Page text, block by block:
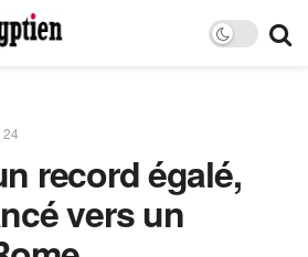
record égalé,
vers un